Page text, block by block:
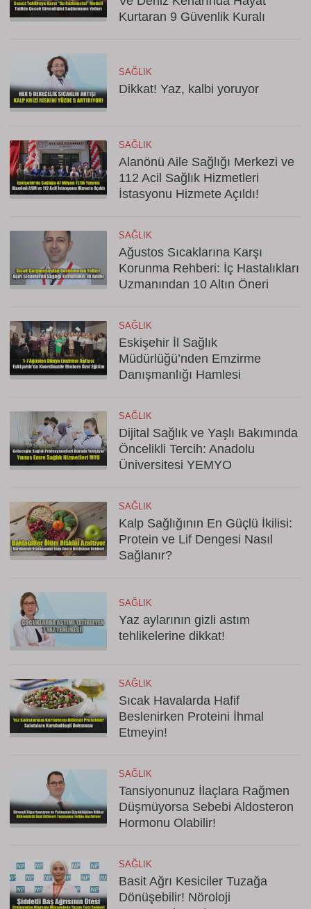
Kurtaran 9 Güvenlik Kuralı
SAĞLIK
Dikkat! Yaz, kalbi yoruyor
SAĞLIK
Alanönü Aile Sağlığı Merkezi ve
112 Acil Sağlık Hizmetleri
İstasyonu Hizmete Açıldı!
SAĞLIK
Ağustos Sıcaklarına Karşı
Korunma Rehberi: İç Hastalıkları
Uzmanından 10 Altın Öneri
SAĞLIK
Eskişehir İl Sağlık
Müdürlüğü’nden Emzirme
Danışmanlığı Hamlesi
SAĞLIK
Dijital Sağlık ve Yaşlı Bakımında
Öncelikli Tercih: Anadolu
Üniversitesi YEMYO
SAĞLIK
Kalp Sağlığının En Güçlü İkilisi:
Protein ve Lif Dengesi Nasıl
Sağlanır?
SAĞLIK
Yaz aylarının gizli astım
tehlikelerine dikkat!
SAĞLIK
Sıcak Havalarda Hafif
Beslenirken Proteini İhmal
Etmeyin!
SAĞLIK
Tansiyonunuz İlaçlara Rağmen
Düşmüyorsa Sebebi Aldosteron
Hormonu Olabilir!
SAĞLIK
Basit Ağrı Kesiciler Tuzağa
Dönüşebilir! Nöroloji